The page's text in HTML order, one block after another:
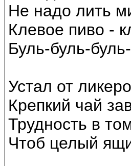
Hе надо лить
Клевое пиво -
Буль-буль-
Устал от
Крепкий чай
Трудность в
Чтоб целый